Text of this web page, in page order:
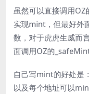
虽然可以直接调用
实现mint，但最好外
数，对于虎虎生威而
面调用OZ的_safeMint
自己写mint的好处是
以及每个地址可以